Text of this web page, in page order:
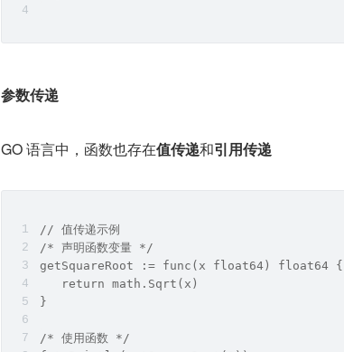
参数传递
GO 语言中，函数也存在值传递和引用传递
// 值传递示例
/* 声明函数变量 */
getSquareRoot := func(x float64) float64 {
   return math.Sqrt(x)
}
/* 使用函数 */